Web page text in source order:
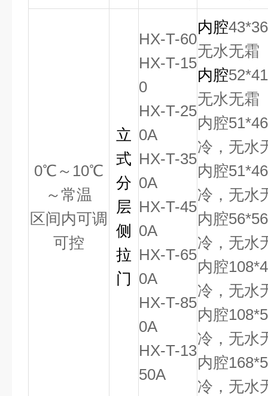
0℃ ～ 10℃
～常温
区间内可调
可控
立
式
分
层
侧
拉
门
HX-T-60
HX-T-15
0
HX-T-25
0A
HX-T-35
0A
HX-T-45
0A
HX-T-65
0A
HX-T-85
0A
HX-T-13
50A
内腔
无水无霜
内腔
无水无霜
内腔
冷，无水
内腔
冷，无水
内腔
冷，无水
内腔
冷，无水
内腔
冷，无水
内腔
冷，无水